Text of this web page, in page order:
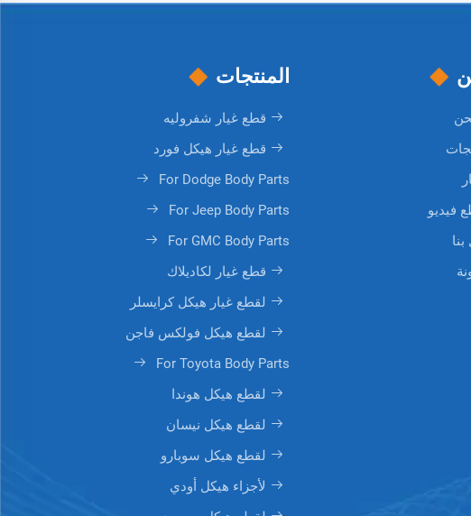
فيديو
المنتجات
قطع غيار شفروليه
قطع غيار هيكل فورد
For Dodge Body Parts
For Jeep Body Parts
For GMC Body Parts
قطع غيار لكاديلاك
لقطع غيار هيكل كرايسلر
لقطع هيكل فولكس فاجن
For Toyota Body Parts
لقطع هيكل هوندا
لقطع هيكل نيسان
لقطع هيكل سوبارو
لأجزاء هيكل أودي